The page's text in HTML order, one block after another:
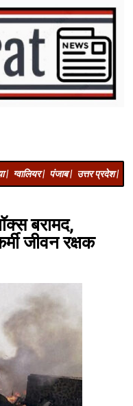
| ग्वालियर | पंजाब | उत्तर प्रदेश |
बरामद,
जीवन रक्षक